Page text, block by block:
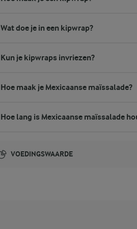
Wat doe je in een kipwrap?
Kun je kipwraps invriezen?
Hoe maak je Mexicaanse maïssalade?
Hoe lang is Mexicaanse maïssalade
VOEDINGSWAARDE